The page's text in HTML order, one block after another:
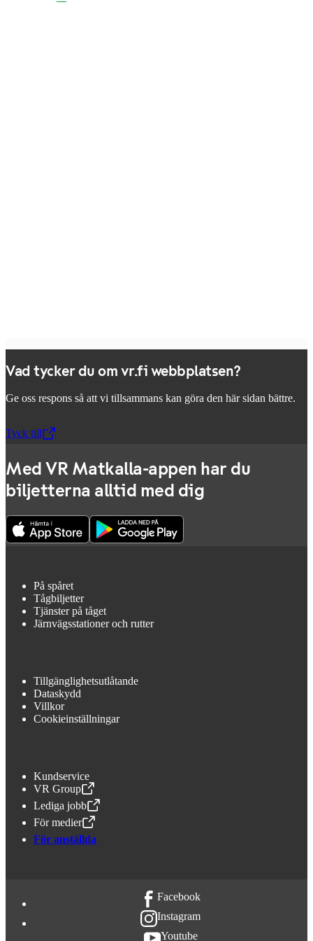
Vad tycker du om vr.fi webbplatsen?
Ge oss respons så att vi tillsammans kan göra den här sidan bättre.
Tyck till
,Öppnas i en ny flik
Med VR Matkalla-appen har du
biljetterna alltid med dig
På spåret
Tågbiljetter
Tjänster på tåget
Järnvägsstationer och rutter
Tillgänglighetsutlåtande
Dataskydd
Villkor
Cookieinställningar
Kundservice
VR Group
,Öppnas i en ny flik
Lediga jobb
,Öppnas i en ny flik
För medier
,Öppnas i en ny flik
För anställda
Facebook
Instagram
Youtube